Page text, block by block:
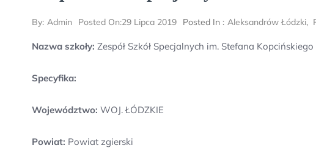
By: Admin Posted On:29 Lipca 2019 Posted In : Aleksandrów Łódzki,
Nazwa szkoły: Zespół Szkół Specjalnych im. Stefana
Specyfika:
Województwo: WOJ. ŁÓDZKIE
Powiat: Powiat zgierski